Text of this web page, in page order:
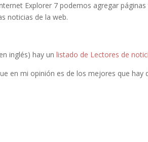
Explorer 7 podemos agregar
noticias de la web.
inglés) hay unlistado de Lectores de
en mi opinión es de los mejores que hay